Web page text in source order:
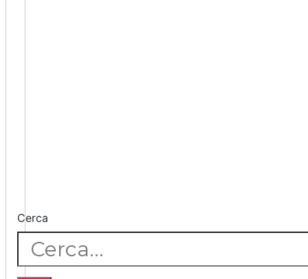
Cerca